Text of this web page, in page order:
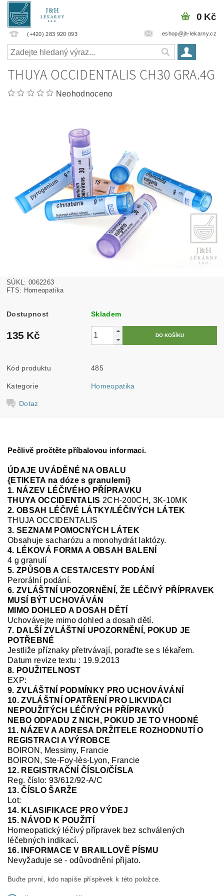
(+420) 283 920 093 eshop@jh-lekarny.cz
0 Kč
THUYA OCCIDENTALIS CH30 GRA.4G
Neohodnoceno
SÚKL: 0062263
FTS: Homeopatika
Dostupnost Skladem
135 Kč
Kód produktu 485
Kategorie Homeopatika
Dotaz
Pečlivě pročtěte příbalovou informaci.
ÚDAJE UVÁDĚNÉ NA OBALU
{ETIKETA na dóze s granulemi}
1. NÁZEV LÉČIVÉHO PŘÍPRAVKU
THUYA OCCIDENTALIS 2CH-200CH , 3K-10MK
2. OBSAH LÉČIVÉ LÁTKY/LÉČIVÝCH LÁTEK
THUJA OCCIDENTALIS
3. SEZNAM POMOCNÝCH LÁTEK
Obsahuje sacharózu a monohydrát laktózy.
4. LÉKOVÁ FORMA A OBSAH BALENÍ
4 g granulí
5. ZPŮSOB A CESTA/CESTY PODÁNÍ
Perorální podání.
6. ZVLÁŠTNÍ UPOZORNĚNÍ, ŽE LÉČIVÝ PŘÍPRAVEK
MUSÍ BÝT UCHOVÁVÁN
MIMO DOHLED A DOSAH DĚTÍ
Uchovávejte mimo dohled a dosah dětí.
7. DALŠÍ ZVLÁŠTNÍ UPOZORNĚNÍ, POKUD JE
POTŘEBNÉ
Jestliže příznaky přetrvávají, poraďte se s lékařem.
Datum revize textu : 19.9.2013
8. POUŽITELNOST
EXP:
9. ZVLÁŠTNÍ PODMÍNKY PRO UCHOVÁVÁNÍ
10. ZVLÁŠTNÍ OPATŘENÍ PRO LIKVIDACI
NEPOUŽITÝCH LÉČIVÝCH PŘÍPRAVKŮ
NEBO ODPADU Z NICH, POKUD JE TO VHODNÉ
11. NÁZEV A ADRESA DRŽITELE ROZHODNUTÍ O
REGISTRACI A VÝROBCE
BOIRON, Messimy, Francie
BOIRON, Ste-Foy- lès-Lyon, Francie
12. REGISTRAČNÍ ČÍSLO/ČÍSLA
Reg. číslo: 93/612/92-A/C
13. ČÍSLO ŠARŽE
Lot:
14. KLASIFIKACE PRO VÝDEJ
15. NÁVOD K POUŽITÍ
Homeopatický léčivý přípravek bez schválených
léčebných indikací.
16. INFORMACE V BRAILLOVĚ PÍSMU
Nevyžaduje se-odůvodnění přijato.
Buďte první, kdo napíše příspěvek k této položce.